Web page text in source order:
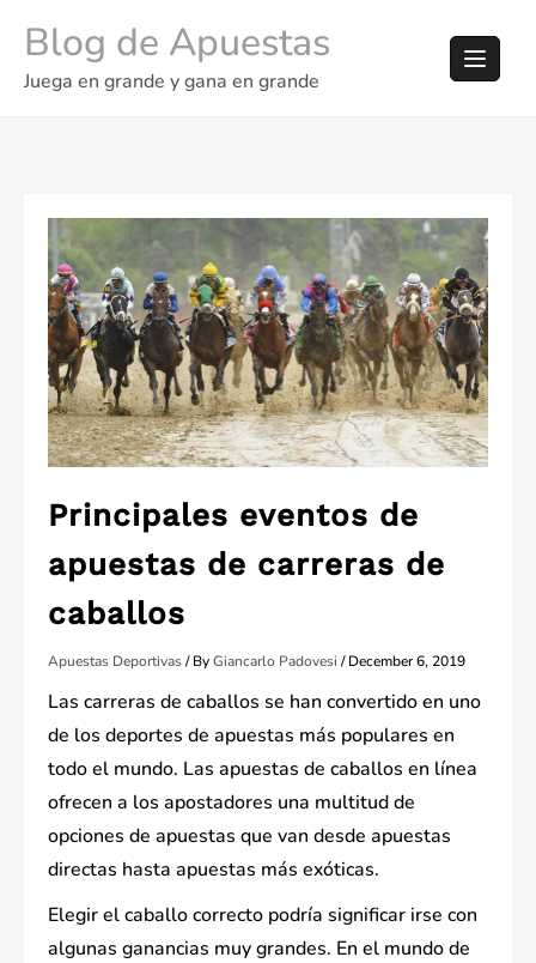
content
Blog de Apuestas
Juega en grande y gana en grande
Principales eventos de
apuestas de carreras de
caballos
Apuestas Deportivas/ ByGiancarlo Padovesi /December 6, 2019
Las carreras de caballos se han convertido en uno
de los deportes de apuestas más populares en
todo el mundo. Las apuestas de caballos en línea
ofrecen a los apostadores una multitud de
opciones de apuestas que van desde apuestas
directas hasta apuestas más exóticas.
Elegir el caballo correcto podría significar irse con
algunas ganancias muy grandes. En el mundo de